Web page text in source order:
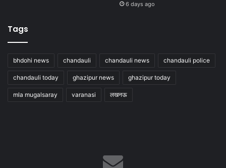
6 days ago
Tags
bhdohi news chandauli chandauli news chandauli police
chandauli today ghazipur news ghazipur today
mla mugalsaray varanasi लखनऊ